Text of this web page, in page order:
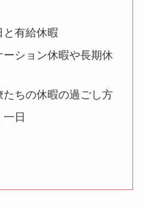
と有給休暇
ション休暇や長期休
ちの休暇の過ごし方
日